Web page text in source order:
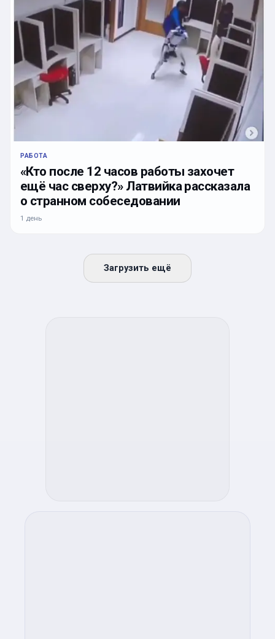
РАБОТА
«Кто после 12 часов работы захочет
ещё час сверху?» Латвийка рассказала
о странном собеседовании
1 день
Загрузить ещё